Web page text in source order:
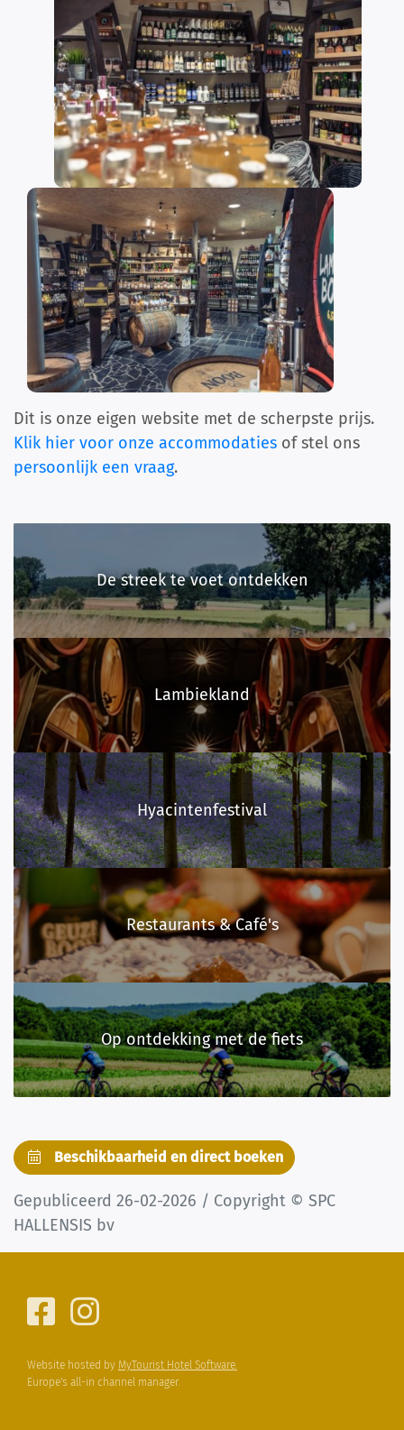
Dit is onze eigen website met de scherpste prijs.
Klik hier voor onze accommodaties of stel ons
persoonlijk een vraag.
Op ontdekking met de fiets
De streek te voet ontdekken
Restaurants & Café's
Lambiekland
Hyacintenfestival
Beschikbaarheid en direct boeken
Gepubliceerd 26-02-2026 / Copyright © SPC
HALLENSIS bv
Website hosted by MyTourist Hotel Software.
Europe's all-in channel manager.